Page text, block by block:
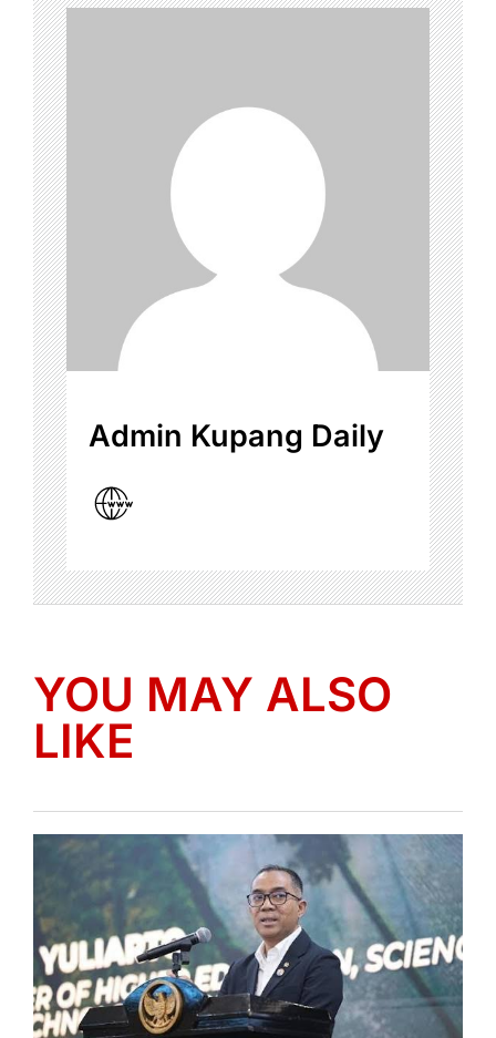
Admin Kupang Daily
YOU MAY ALSO
LIKE